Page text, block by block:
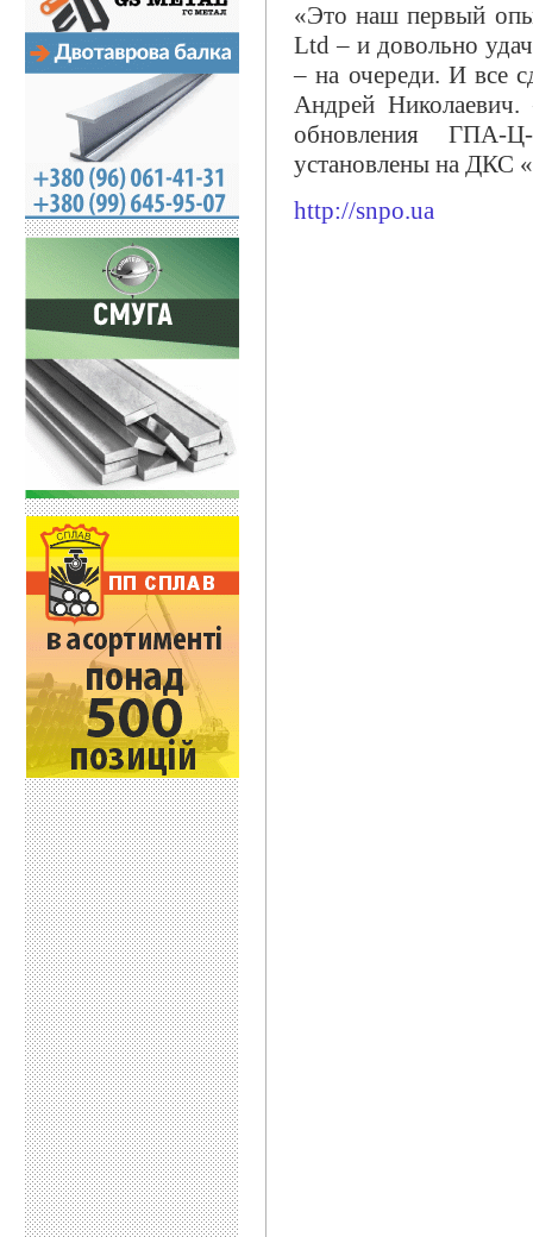
«Это наш первый
Ltd – и довольно
– на очереди. И все
Андрей
обновления
установлены на ДКС
http://snpo.ua